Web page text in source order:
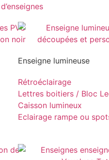
Enseigne lumineuse
Rétroéclairage
Lettres boitiers / Bloc
Caisson lumineux
Eclairage rampe ou